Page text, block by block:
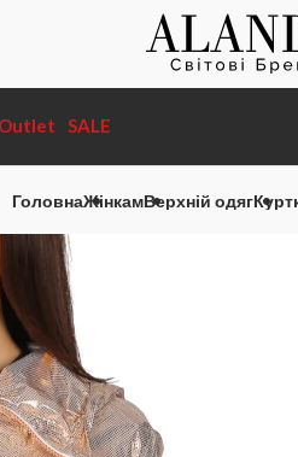
Outlet SALE
ГоловнаЖінкамВерхній одяг